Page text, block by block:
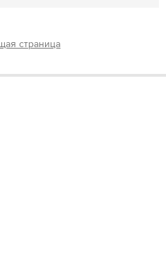
страница